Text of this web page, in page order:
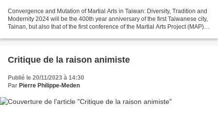
Convergence and Mutation of Martial Arts in Taiwan: Diversity, Tradition and
Modernity 2024 will be the 400th year anniversary of the first Taiwanese city,
Tainan, but also that of the first conference of the Martial Arts Project (MAP).
Critique de la raison animiste
Publié le 20/11/2023 à 14:30
Par Pierre Philippe-Meden